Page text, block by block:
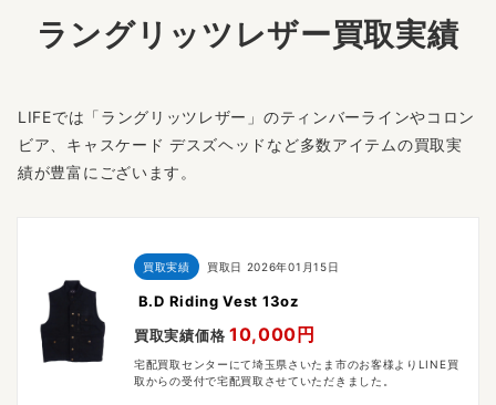
ラングリッツレザー買取実績
LIFEでは「ラングリッツレザー」のティンバーラインやコロン
ビア、キャスケード デスズヘッドなど多数アイテムの買取実
績が豊富にございます。
買取実績 買取日 2026年01月15日
B.D Riding Vest 13oz
買取実績価格 10,000円
宅配買取センターにて埼玉県さいたま市のお客様よりLINE買
取からの受付で宅配買取させていただきました。